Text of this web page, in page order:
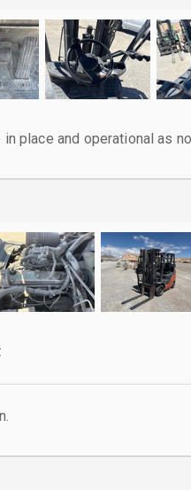
place and operational as